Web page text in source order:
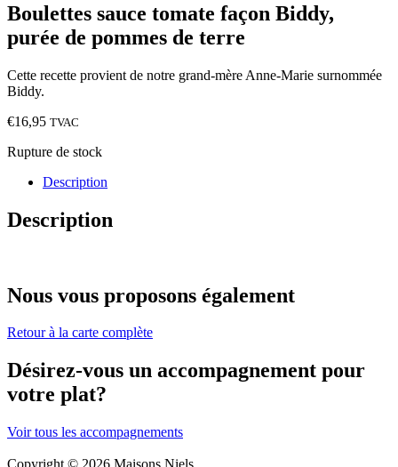
Boulettes sauce tomate façon Biddy,
purée de pommes de terre
Cette recette provient de notre grand-mère Anne-Marie surnommée
Biddy.
€16,95 TVAC
Rupture de stock
Description
Description
Nous vous proposons également
Retour à la carte complète
Désirez-vous un accompagnement pour
votre plat?
Voir tous les accompagnements